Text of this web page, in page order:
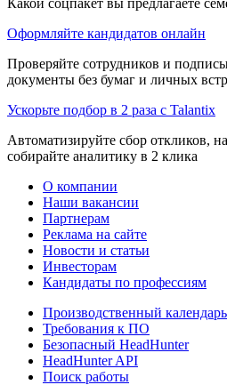
Оформляйте кандидатов онлайн
Проверяйте сотрудников и
документы без бумаг и личных
Ускорьте подбор в 2 раза с Talantix
Автоматизируйте сбор откликов,
собирайте аналитику в 2 клика
О компании
Наши вакансии
Партнерам
Реклама на сайте
Новости и статьи
Инвесторам
Кандидаты по профессиям
Производственный календарь
Требования к ПО
Безопасный HeadHunter
HeadHunter API
Поиск работы